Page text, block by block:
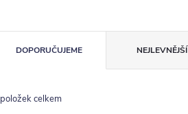
DOPORUČUJEME NEJLEVNĚJŠÍ
celkem